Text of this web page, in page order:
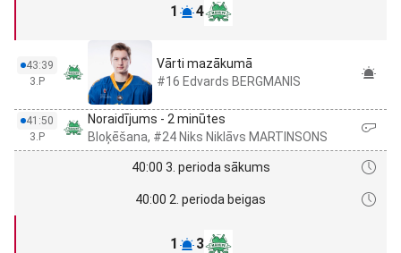
1 4
43:39
3.P
Vārti mazākumā
#16 Edvards BERGMANIS
41:50
3.P
Noraidījums - 2 minūtes
Bloķēšana, #24 Niks Niklāvs MARTINSONS
40:00 3. perioda sākums
40:00 2. perioda beigas
1 3